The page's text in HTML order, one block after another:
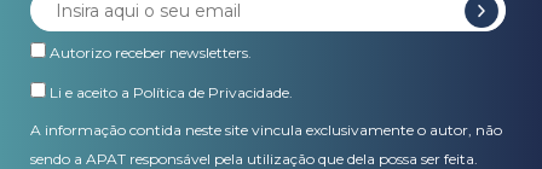
Autorizo receber newsletters.
Li e aceito a Política de Privacidade.
A informação contida neste site vincula exclusivamente o autor, não
sendo a APAT responsável pela utilização que dela possa ser feita.